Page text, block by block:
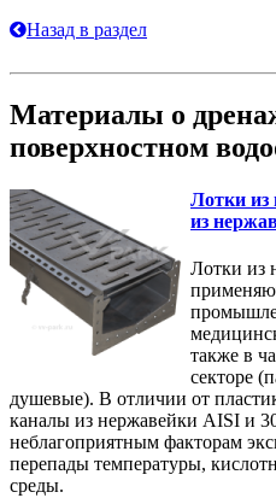
Назад в раздел
Материалы о
поверхностном
Лотки из
из
Лотки из
также в
секторе
душевые). В отличии от
каналы из нержавейки AISI и
неблагоприятным факторам
перепады температуры,
среды.